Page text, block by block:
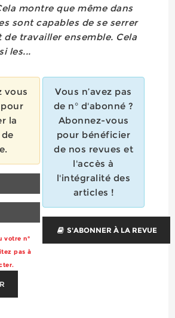
montre que même dans
sont capables de se serrer
de travailler ensemble. Cela
les...
vous
la
votre n°
pas à
Vous n’avez pas
de n° d'abonné ?
Abonnez-vous
pour bénéficier
de nos revues et
l'accès à
l'intégralité des
articles !
S'ABONNER À LA REVUE